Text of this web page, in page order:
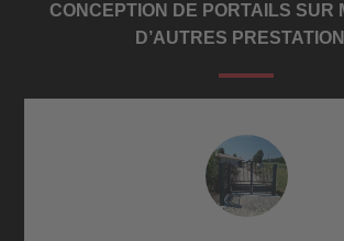
CONCEPTION DE PORTAILS SUR
D’AUTRES